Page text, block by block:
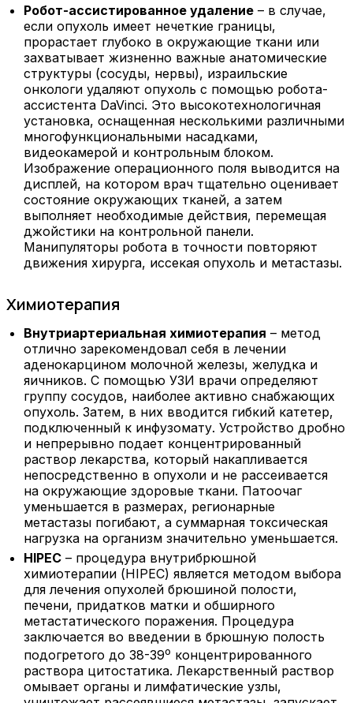
Робот-ассистированное удаление – в случае,
если опухоль имеет нечеткие границы,
прорастает глубоко в окружающие ткани или
захватывает жизненно важные анатомические
структуры (сосуды, нервы), израильские
онкологи удаляют опухоль с помощью робота-
ассистента DaVinci. Это высокотехнологичная
установка, оснащенная несколькими различными
многофункциональными насадками,
видеокамерой и контрольным блоком.
Изображение операционного поля выводится на
дисплей, на котором врач тщательно оценивает
состояние окружающих тканей, а затем
выполняет необходимые действия, перемещая
джойстики на контрольной панели.
Манипуляторы робота в точности повторяют
движения хирурга, иссекая опухоль и метастазы.
Химиотерапия
Внутриартериальная химиотерапия – метод
отлично зарекомендовал себя в лечении
аденокарцином молочной железы, желудка и
яичников. С помощью УЗИ врачи определяют
группу сосудов, наиболее активно снабжающих
опухоль. Затем, в них вводится гибкий катетер,
подключенный к инфузомату. Устройство дробно
и непрерывно подает концентрированный
раствор лекарства, который накапливается
непосредственно в опухоли и не рассеивается
на окружающие здоровые ткани. Патоочаг
уменьшается в размерах, регионарные
метастазы погибают, а суммарная токсическая
нагрузка на организм значительно уменьшается.
HIPEC – процедура внутрибрюшной
химиотерапии (HIPEC) является методом выбора
для лечения опухолей брюшиной полости,
печени, придатков матки и обширного
метастатического поражения. Процедура
заключается во введении в брюшную полость
подогретого до 38-39о концентрированного
раствора цитостатика. Лекарственный раствор
омывает органы и лимфатические узлы,